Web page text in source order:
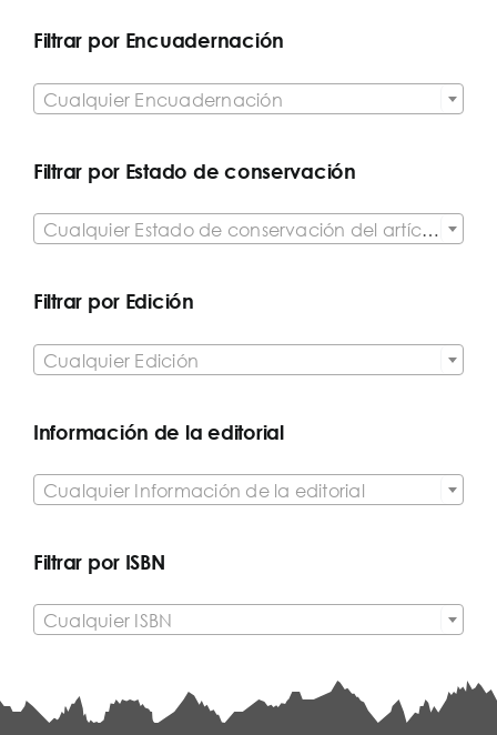
Filtrar por Encuadernación
Cualquier Encuadernación
Filtrar por Estado de conservación
Cualquier Estado de conservación del artículo
Filtrar por Edición
Cualquier Edición
Información de la editorial
Cualquier Información de la editorial
Filtrar por ISBN
Cualquier ISBN